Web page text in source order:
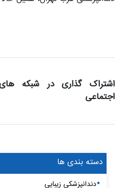
اشتراک گذاری در شبکه
اجتماعی
دسته بندی ها
دندانپزشکی زیبایی